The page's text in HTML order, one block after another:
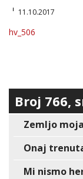
11.10.2017
hv_506
Broj 766,
Zemljo
Onaj
Mi nismo